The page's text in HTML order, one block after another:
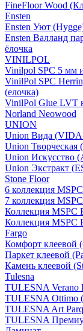
FineFloor Wood
Ensten
Ensten Уют
Ensten Валланд
ёлочка
VINILPOL
Vinilpol SPC 5 мм
VinilPol SPC
(елочка)
VinilPol Glue LVT
Norland Neowood
UNION
Union Вида
Union
Union Искусство
Union Экстракт
Stone Floor
6 коллекция
7 коллекция
Коллекция MSPC
Коллекция
Fargo
Комфорт клеевой
Паркет клеевой
Камень клеевой
Tulesna
TULESNA Verano
TULESNA Ottimo
TULESNA Art
TULESNA